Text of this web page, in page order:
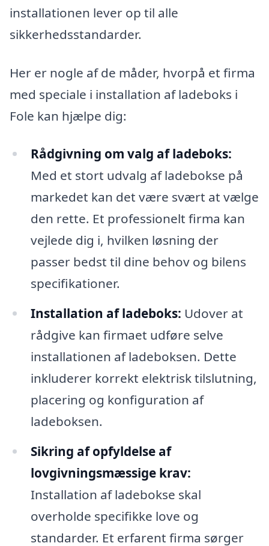
installationen lever op til alle
sikkerhedsstandarder.
Her er nogle af de måder, hvorpå et firma
med speciale i installation af ladeboks i
Fole kan hjælpe dig:
Rådgivning om valg af ladeboks:
Med et stort udvalg af ladebokse på
markedet kan det være svært at vælge
den rette. Et professionelt firma kan
vejlede dig i, hvilken løsning der
passer bedst til dine behov og bilens
specifikationer.
Installation af ladeboks: Udover at
rådgive kan firmaet udføre selve
installationen af ladeboksen. Dette
inkluderer korrekt elektrisk tilslutning,
placering og konfiguration af
ladeboksen.
Sikring af opfyldelse af
lovgivningsmæssige krav:
Installation af ladebokse skal
overholde specifikke love og
standarder. Et erfarent firma sørger